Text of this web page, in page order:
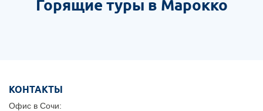
Горящие туры в Марокко
КОНТАКТЫ
Офис в Сочи: